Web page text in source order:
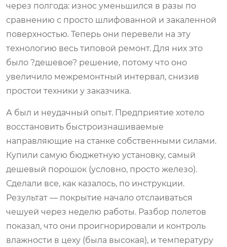
через полгода: износ уменьшился в разы по
сравнению с просто шлифованной и закаленной
поверхностью. Теперь они перевели на эту
технологию весь типовой ремонт. Для них это
было ?дешевое? решение, потому что оно
увеличило межремонтный интервал, снизив
простои техники у заказчика.
А был и неудачный опыт. Предприятие хотело
восстановить быстроизнашиваемые
направляющие на станке собственными силами.
Купили самую бюджетную установку, самый
дешевый порошок (условно, просто железо).
Сделали все, как казалось, по инструкции.
Результат — покрытие начало отслаиваться
чешуей через неделю работы. Разбор полетов
показал, что они проигнорировали и контроль
влажности в цеху (была высокая), и температуру